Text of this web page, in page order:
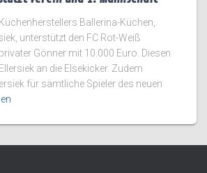
Ballerina-Küchen,
unterstützt den FC Rot-Weiß
Gönner mit 10.000 Euro. Diesen
an die Elsekicker. Zudem
für sämtliche Spieler des neuen